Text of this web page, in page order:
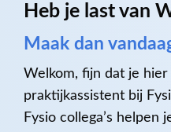
Heb je last van
Maak dan
Welkom, fijn dat je
praktijkassistent bij
Fysio collega’s helpen